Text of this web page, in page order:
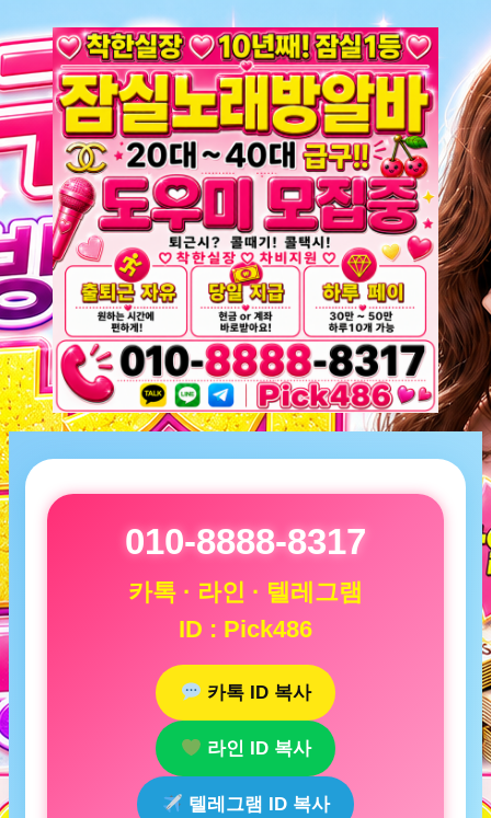
010-8888-8317
카톡 · 라인 · 텔레그램
ID : Pick486
카톡 ID 복사
라인 ID 복사
텔레그램 ID 복사